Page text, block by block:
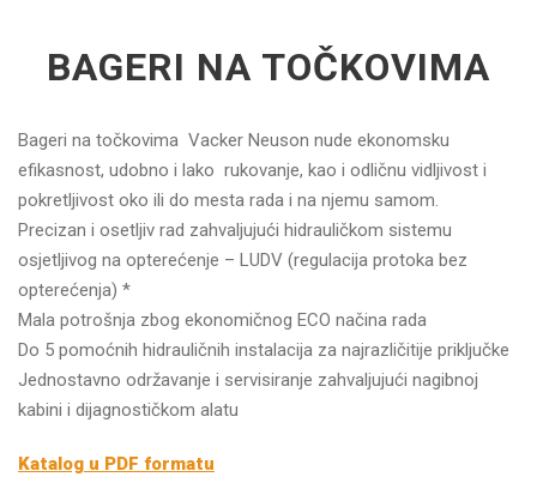
BAGERI NA TOČKOVIMA
Bageri na točkovima Vacker Neuson nude ekonomsku
efikasnost, udobno i lako rukovanje, kao i odličnu vidljivost i
pokretljivost oko ili do mesta rada i na njemu samom.
Precizan i osetljiv rad zahvaljujući hidrauličkom sistemu
osjetljivog na opterećenje – LUDV (regulacija protoka bez
opterećenja) *
Mala potrošnja zbog ekonomičnog ECO načina rada
Do 5 pomoćnih hidrauličnih instalacija za najrazličitije priključke
Jednostavno održavanje i servisiranje zahvaljujući nagibnoj
kabini i dijagnostičkom alatu
Katalog u PDF formatu